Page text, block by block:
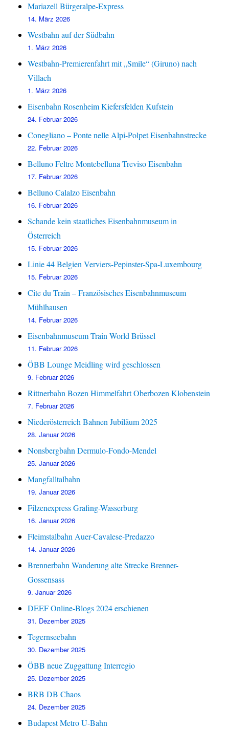
Mariazell Bürgeralpe-Express
14. März 2026
Westbahn auf der Südbahn
1. März 2026
Westbahn-Premierenfahrt mit „Smile“ (Giruno) nach
Villach
1. März 2026
Eisenbahn Rosenheim Kiefersfelden Kufstein
24. Februar 2026
Conegliano – Ponte nelle Alpi-Polpet Eisenbahnstrecke
22. Februar 2026
Belluno Feltre Montebelluna Treviso Eisenbahn
17. Februar 2026
Belluno Calalzo Eisenbahn
16. Februar 2026
Schande kein staatliches Eisenbahnmuseum in
Österreich
15. Februar 2026
Linie 44 Belgien Verviers-Pepinster-Spa-Luxembourg
15. Februar 2026
Cite du Train – Französisches Eisenbahnmuseum
Mühlhausen
14. Februar 2026
Eisenbahnmuseum Train World Brüssel
11. Februar 2026
ÖBB Lounge Meidling wird geschlossen
9. Februar 2026
Rittnerbahn Bozen Himmelfahrt Oberbozen Klobenstein
7. Februar 2026
Niederösterreich Bahnen Jubiläum 2025
28. Januar 2026
Nonsbergbahn Dermulo-Fondo-Mendel
25. Januar 2026
Mangfalltalbahn
19. Januar 2026
Filzenexpress Grafing-Wasserburg
16. Januar 2026
Fleimstalbahn Auer-Cavalese-Predazzo
14. Januar 2026
Brennerbahn Wanderung alte Strecke Brenner-
Gossensass
9. Januar 2026
DEEF Online-Blogs 2024 erschienen
31. Dezember 2025
Tegernseebahn
30. Dezember 2025
ÖBB neue Zuggattung Interregio
25. Dezember 2025
BRB DB Chaos
24. Dezember 2025
Budapest Metro U-Bahn